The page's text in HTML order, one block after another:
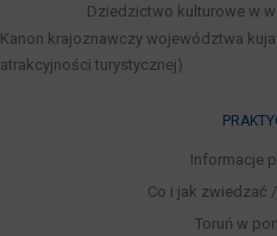
Dziedzictwo kulturowe w
Kanon krajoznawczy województwa
atrakcyjności turystycznej)
Informacje
Co i jak zwiedzać
Toruń w